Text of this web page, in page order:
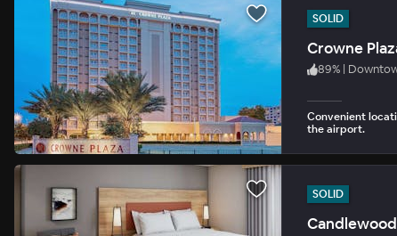
SOLID
Crowne
89% |
Convenient
the airport.
SOLID